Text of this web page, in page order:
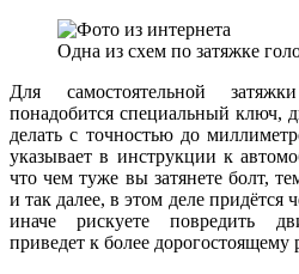
Одна из схем по затяжке
Для самостоятельной
понадобится специальный ключ,
делать с точностью до
указывает в инструкции к
что чем туже вы затянете болт,
и так далее, в этом деле придётся
иначе рискуете повредить
приведет к более дорогостоящему